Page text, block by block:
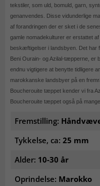
tekstiler, som uld, bomuld, garn,
genanvendes. Disse vidunderlige
af forandringen der er sket i de
gamle nomadekulturer er erstattet
beskæftigelser i landsbyen. Det har
Beni Ourain- og Azilal-tæpperne, er
endnu vigtigere at benytte tidligere
marokkanske landsbyer på en
Boucherouite tæppet kender vi fra
Boucherouite tæppet også på
Fremstilling:
Tykkelse, ca: 25 mm
Alder: 10-30 år
Oprindelse: Marokko